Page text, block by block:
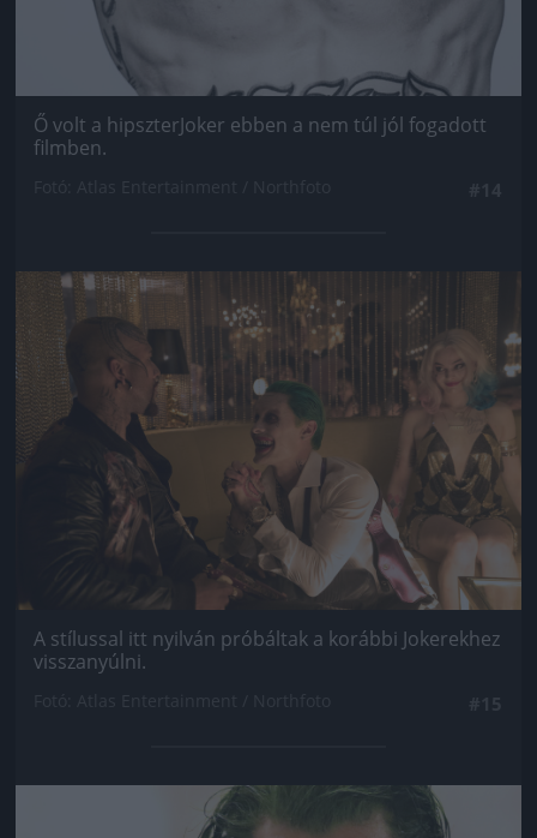
Ő volt a hipszterJoker ebben a nem túl jól fogadott
filmben.
Jön még kép!
A stílussal itt nyilván próbáltak a korábbi Jokerekhez
visszanyúlni.
Jön még kép!